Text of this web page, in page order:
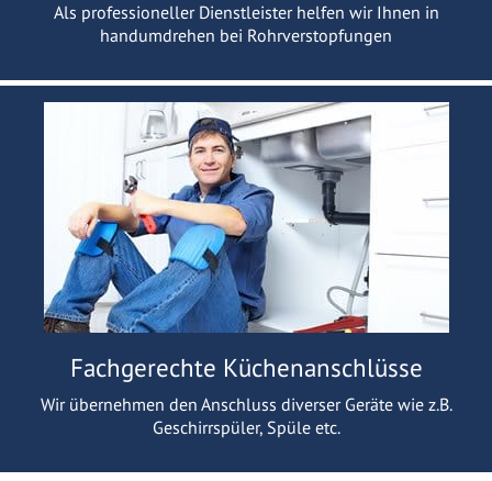
Als professioneller Dienstleister helfen wir Ihnen in
handumdrehen bei Rohrverstopfungen
Fachgerechte Küchenanschlüsse
Wir übernehmen den Anschluss diverser Geräte wie z.B.
Geschirrspüler, Spüle etc.